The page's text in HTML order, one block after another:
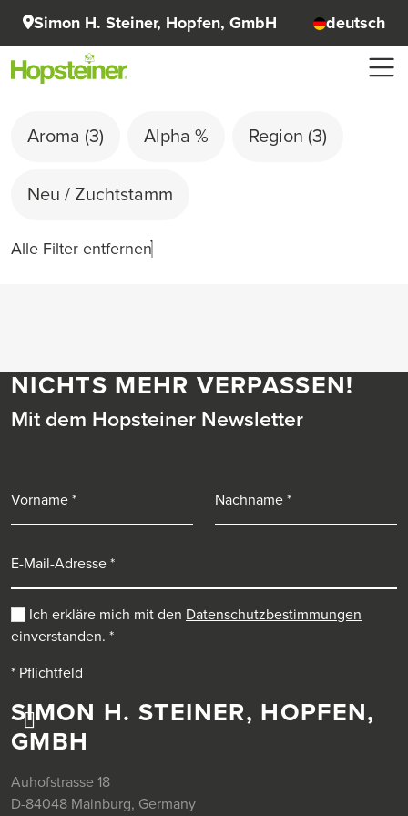
Simon H. Steiner, Hopfen, GmbH deutsch
Aroma (3) Alpha % Region (3)
Neu / Zuchtstamm
Alle Filter entfernen
SIMON H. STEINER, HOPFEN,
GMBH
Auhofstrasse 18
D-84048 Mainburg, Germany
NICHTS MEHR VERPASSEN!
Mit dem Hopsteiner Newsletter
Ich erkläre mich mit den Datenschutzbestimmungen
einverstanden. *
* Pflichtfeld